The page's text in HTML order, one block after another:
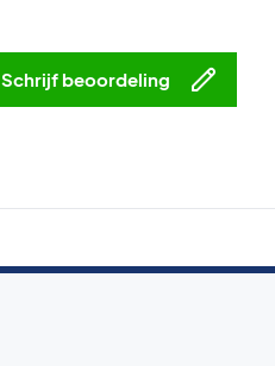
Schrijf beoordeling